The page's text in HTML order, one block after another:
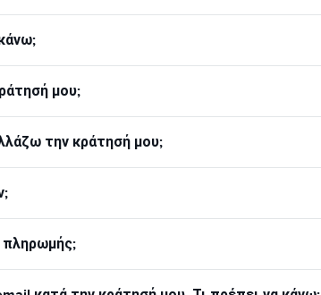
μου;
την κράτησή μου;